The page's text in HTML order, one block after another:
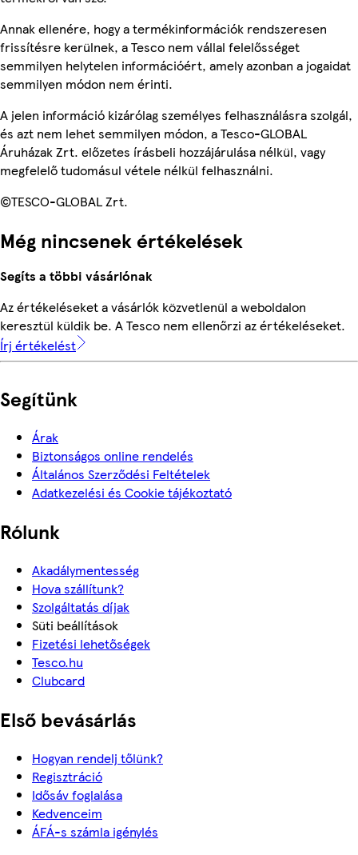
Annak ellenére, hogy a termékinformációk rendszeresen
frissítésre kerülnek, a Tesco nem vállal felelősséget
semmilyen helytelen információért, amely azonban a jogaidat
semmilyen módon nem érinti.
A jelen információ kizárólag személyes felhasználásra szolgál,
és azt nem lehet semmilyen módon, a Tesco-GLOBAL
Áruházak Zrt. előzetes írásbeli hozzájárulása nélkül, vagy
megfelelő tudomásul vétele nélkül felhasználni.
©TESCO-GLOBAL Zrt.
Még nincsenek értékelések
Segíts a többi vásárlónak
Az értékeléseket a vásárlók közvetlenül a weboldalon
keresztül küldik be. A Tesco nem ellenőrzi az értékeléseket.
Írj értékelést
Segítünk
Árak
Biztonságos online rendelés
Általános Szerződési Feltételek
Adatkezelési és Cookie tájékoztató
Rólunk
Akadálymentesség
Hova szállítunk?
Szolgáltatás díjak
Süti beállítások
Fizetési lehetőségek
Tesco.hu
Clubcard
Első bevásárlás
Hogyan rendelj tőlünk?
Regisztráció
Idősáv foglalása
Kedvenceim
ÁFÁ-s számla igénylés